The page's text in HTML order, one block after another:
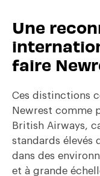
Une
faire
Ces distinctions
Newrest comme
British Airways,
standards élevés
dans des
et à grande